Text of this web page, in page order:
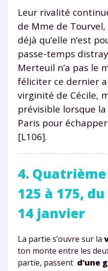
Leur rivalité
de Mme de
déjà qu’elle n’est
passe-temps
Merteuil n’a pas le
féliciter ce dernier
virginité de Cécile,
prévisible lorsque
Paris pour
[L106].
4.
125 à 175,
14 janvier
La partie s’ouvre sur la
ton monte entre les
partie, passent d’une
TESTER
* Votre code d'accès sera
renseignant votre e-mail,
données à caractère
la marque myMaxicours, afin
accès au service de soutien
savoir plus sur la gestion de
pour exercer vos droits, vous
charte.
J’accepte de
communications
myMaxicours.
vous envoyer notre
désinscrire à tout
désinscription présent
personnelles et pour